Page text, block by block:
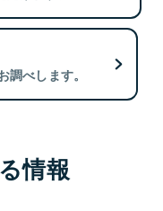
べします。
情報